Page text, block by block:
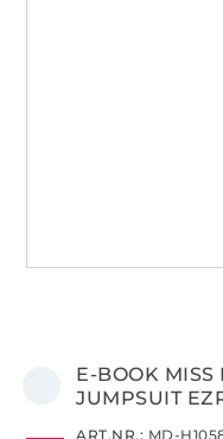
E-BOOK MISS
JUMPSUIT
ART.NR.: MD-